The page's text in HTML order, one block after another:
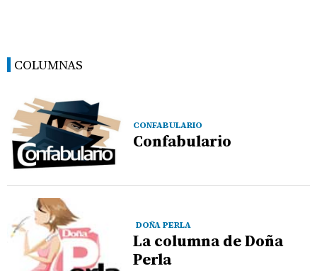
COLUMNAS
CONFABULARIO
Confabulario
DOÑA PERLA
La columna de Doña
Perla